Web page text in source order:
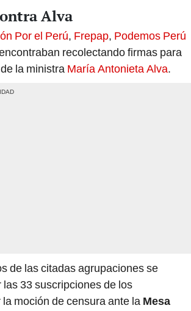
Alva
Por el Perú, Frepap, Podemos Perú
recolectando firmas para
la ministra María Antonieta Alva.
de las citadas agrupaciones se
33 suscripciones de los
moción de censura ante la Mesa